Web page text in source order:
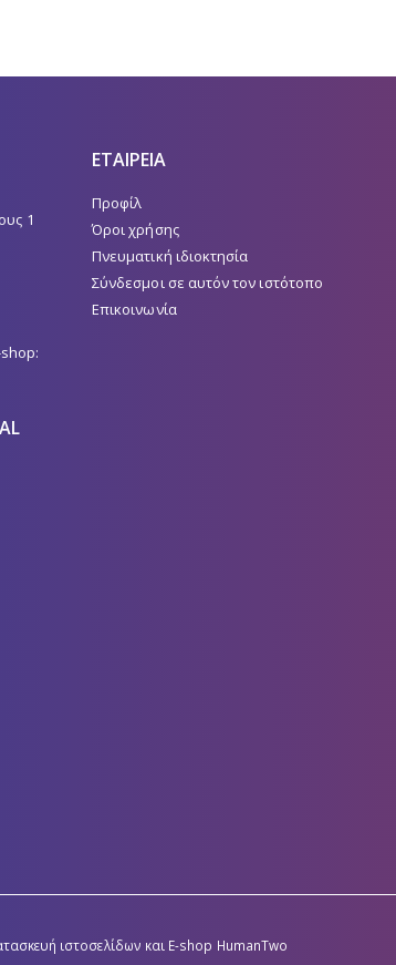
1
ΕΤΑΙΡΕΙΑ
Προφίλ
Όροι χρήσης
Πνευματική ιδιοκτησία
Σύνδεσμοι σε αυτόν τον ιστότοπο
Επικοινωνία
ιστοσελίδων και E-shop HumanTwo